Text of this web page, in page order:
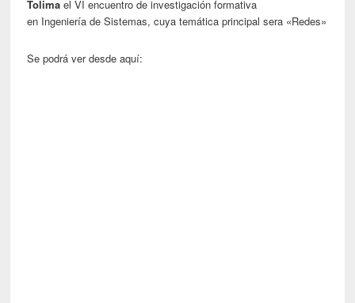
Tolima el VI encuentro de investigación formativa
en Ingeniería de Sistemas, cuya temática principal sera «Redes»
Se podrá ver desde aquí: